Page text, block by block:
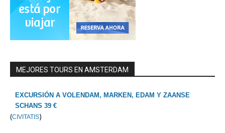
MEJORES TOURS EN AMSTERDAM
EXCURSIÓN A VOLENDAM, MARKEN, EDAM Y ZAANSE
SCHANS 39 €
(CIVITATIS)